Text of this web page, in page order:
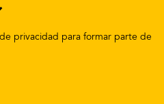
privacidad para formar parte de